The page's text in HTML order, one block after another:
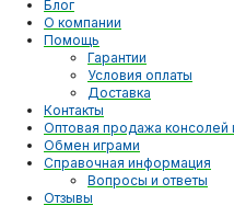
Блог
О компании
Помощь
Гарантии
Условия оплаты
Доставка
Контакты
Оптовая продажа консолей
Обмен играми
Справочная информация
Вопросы и ответы
Отзывы